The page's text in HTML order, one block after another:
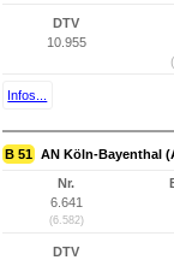
DTV
10.955
Infos...
B 51 AN Köln-Bayenthal
Nr.
6.641
(6.582)
DTV